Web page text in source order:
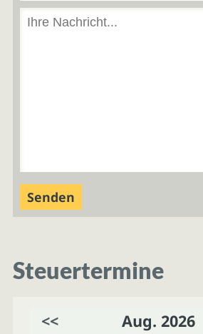
Steuertermine
<< Aug. 2026